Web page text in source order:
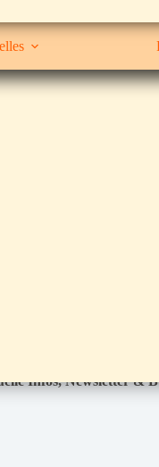
Infos, Newsletter &